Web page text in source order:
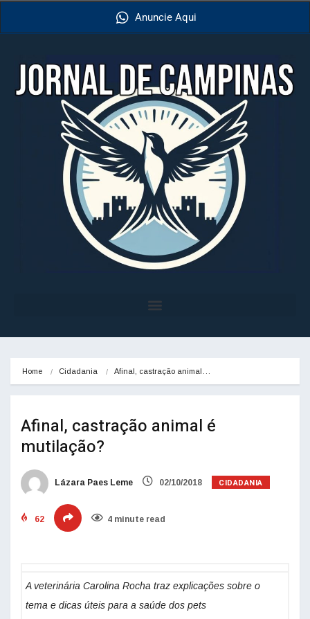
Anuncie Aqui
Home Cidadania Afinal, castração animal…
Afinal, castração animal é
mutilação?
Lázara Paes Leme 02/10/2018 CIDADANIA
62 4 minute read
A veterinária Carolina Rocha traz explicações sobre o
tema e dicas úteis para a saúde dos pets